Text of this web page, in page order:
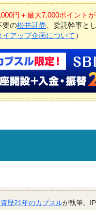
円＋最大7,000ポイント
要の松井証券 、委託幹事と
イアップ企画について ）
歴21年のカブスルが執筆。